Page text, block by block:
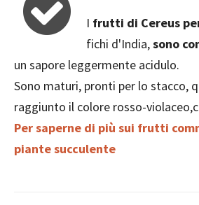
I frutti di Cereus
fichi d'India,sono
un sapore leggermente acidulo.
Sono maturi, pronti per lo stacco,
raggiunto il colore rosso-
Per saperne di più sui frutti
piante succulente